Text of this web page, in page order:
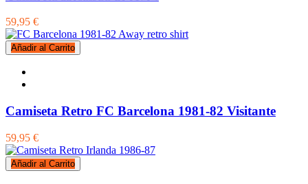
59,95 €
Añadir al Carrito
Camiseta Retro FC Barcelona 1981-82 Visitante
59,95 €
Añadir al Carrito